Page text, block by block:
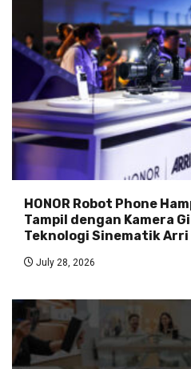
HONOR Robot Phone
Tampil dengan Kamera
Teknologi Sinematik Arri
July 28, 2026